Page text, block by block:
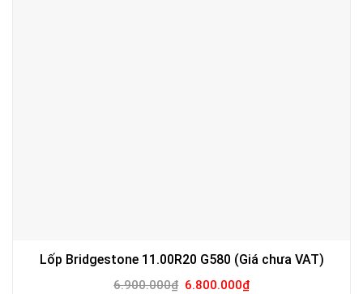
Lốp Bridgestone 11.00R20 G580 (Giá chưa VAT)
6.900.000₫ Giá
gốc
6.800.000₫Giá
hiện